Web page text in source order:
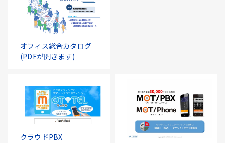
オフィス総合カタログ
(PDFが開きます)
クラウドPBX